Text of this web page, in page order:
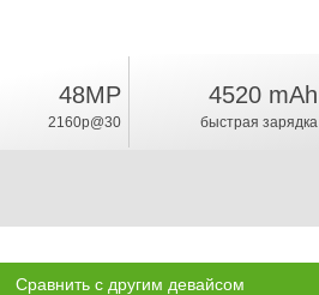
48MP
2160p@30
4520 mAh
быстрая зарядка
Сравнить с другим девайсом